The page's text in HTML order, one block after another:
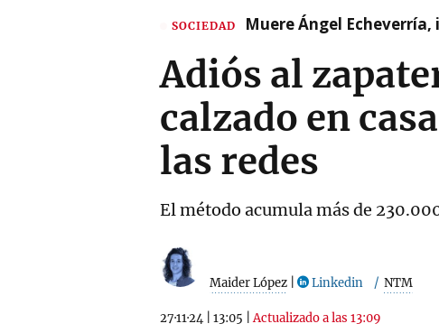
SOCIEDAD Muere Ángel
Adiós al
calzado en
las redes
El método acumula más de
Maider López Linkedin NTM
27·11·24 13:05 |Actualizado a las 13:09